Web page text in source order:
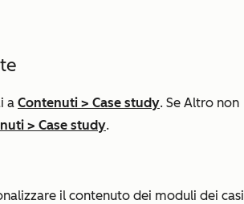
a Contenuti > Case study. Se Altro non
> Case study.
il contenuto dei moduli dei casi